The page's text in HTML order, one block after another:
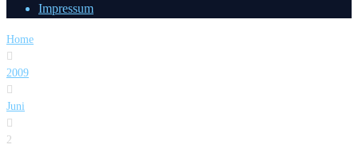
Impressum
Home

2009

Juni

2